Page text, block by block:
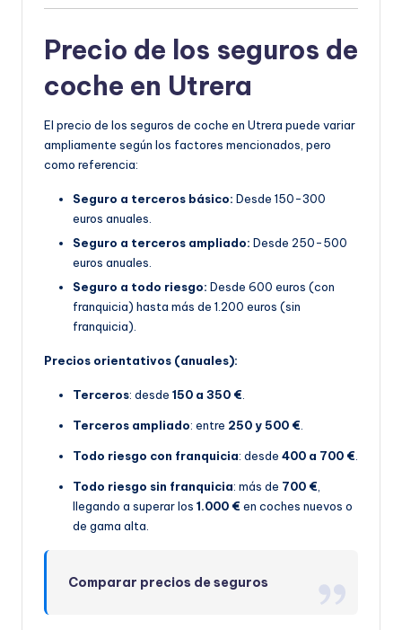
Precio de los seguros de
coche en Utrera
El precio de los seguros de coche en Utrera puede variar
ampliamente según los factores mencionados, pero
como referencia:
Seguro a terceros básico: Desde 150-300
euros anuales.
Seguro a terceros ampliado: Desde 250-500
euros anuales.
Seguro a todo riesgo: Desde 600 euros (con
franquicia) hasta más de 1.200 euros (sin
franquicia).
Precios orientativos (anuales):
Terceros: desde 150 a 350 €
Terceros ampliado: entre 250 y 500 €
Todo riesgo con franquicia: desde 400 a 700 €
Todo riesgo sin franquicia: más de 700 €
llegando a superar los 1.000 € en coches nuevos o
de gama alta.
Comparar precios de seguros